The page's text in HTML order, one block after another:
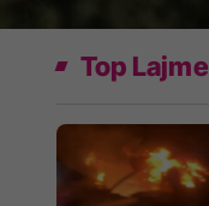
Top Lajme